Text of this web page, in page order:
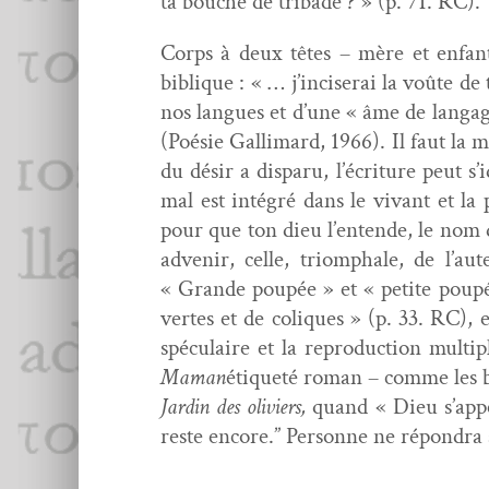
Corps à deux têtes – mère et
biblique : « … j’inciserai la voûte de
nos langues et d’une « âme de
(Poésie Gal­li­mard, 1966). Il faut la
du désir a dis­paru, l’écriture peut
mal est inté­gré dans le vivant et la
pour que ton dieu l’entende, le
advenir, celle, tri­om­phale, de
« Grande poupée » et « petite
vertes et de col­iques » (p. 33. RC),
spécu­laire et la repro­duc­tion
Mamanéti­queté roman – comme les
Jardin des oliviers,quand « Dieu
reste encore.” Per­son­ne ne